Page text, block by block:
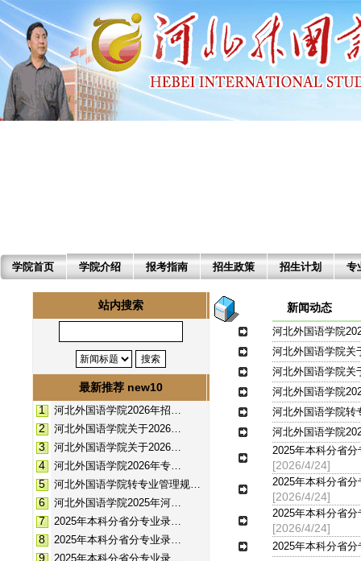
学院首页 学院介绍 报考指南 招生政策 招生计划 专
站内搜索
最新推荐 new10
1
河北外国语学院2026年招…
2 河北外国语学院关于2026…
3 河北外国语学院关于2026…
4 河北外国语学院2026年专…
5 河北外国语学院转专业管理规…
6 河北外国语学院2025年河…
7 2025年本科分省分专业录…
8 2025年本科分省分专业录…
9 2025年本科分省分专业录…
新闻动态
河北外国语学院
河北外国语学院关
河北外国语学院关
河北外国语学院
河北外国语学院转
河北外国语学院
2025年本科分省
[2026/4/24]
2025年本科分省
[2026/4/24]
2025年本科分省
[2026/4/24]
2025年本科分省